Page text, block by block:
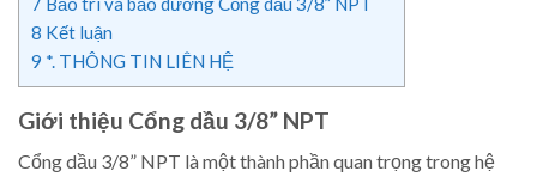
8 Kết luận
9 *. THÔNG TIN LIÊN HỆ
Giới thiệu Cổng dầu 3/8” NPT
Cổng dầu 3/8” NPT là một thành phần quan trọng trong hệ